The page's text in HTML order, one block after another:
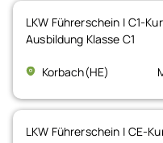
LKW Führerschein | C1-
Ausbildung Klasse C1
Korbach(HE)
LKW Führerschein | CE-